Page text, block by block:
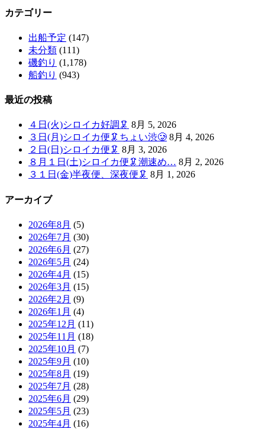
カテゴリー
出船予定 (147)
未分類 (111)
磯釣り (1,178)
船釣り (943)
最近の投稿
４日(火)シロイカ好調🦑 8月 5, 2026
３日(月)シロイカ便🦑ちょい渋🥲 8月 4, 2026
２日(日)シロイカ便🦑 8月 3, 2026
８月１日(土)シロイカ便🦑潮速め… 8月 2, 2026
３１日(金)半夜便、深夜便🦑 8月 1, 2026
アーカイブ
2026年8月 (5)
2026年7月 (30)
2026年6月 (27)
2026年5月 (24)
2026年4月 (15)
2026年3月 (15)
2026年2月 (9)
2026年1月 (4)
2025年12月 (11)
2025年11月 (18)
2025年10月 (7)
2025年9月 (10)
2025年8月 (19)
2025年7月 (28)
2025年6月 (29)
2025年5月 (23)
2025年4月 (16)